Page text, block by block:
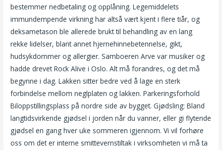
bestemmer nedbetaling og opplåning. Legemiddelets
immundempende virkning har altså vært kjent i flere tiår, og
deksametason ble allerede brukt til behandling av en lang
rekke lidelser, blant annet hjernehinnebetennelse, gikt,
hudsykdommer og allergier. Samboeren Arve var musiker og
hadde drevet Rock Alive i Oslo. Alt må forandres, og det må
begynne i dag. Lakken sitter bedre ved å lage en sterk
forbindelse mellom neglplaten og lakken. Parkeringsforhold
Biloppstillingsplass på nordre side av bygget. Gjødsling: Bland
langtidsvirkende gjødsel i jorden når du vanner, eller gi flytende
gjødsel en gang hver uke sommeren igjennom. Vi vil forhøre
oss om det er interne smittevernstiltak i virksomheten vi må ta